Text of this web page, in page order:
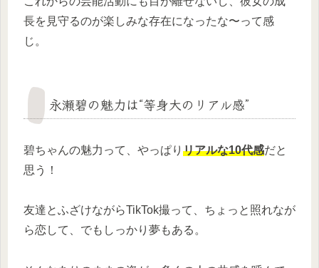
長を見守るのが楽しみな存在になったな〜って感
じ。
永瀬碧の魅力は“等身大のリアル感”
碧ちゃんの魅力って、やっぱり リアルな10代感だと
思う！
友達とふざけながらTikTok撮って、ちょっと照れなが
ら恋して、でもしっかり夢もある。